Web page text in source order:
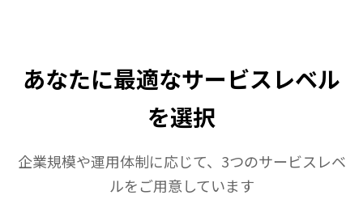
あなたに最適なサービスレベル
を選択
企業規模や運用体制に応じて、3つのサービスレベ
ルをご用意しています